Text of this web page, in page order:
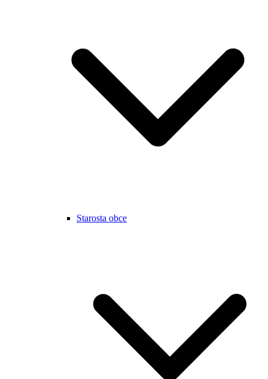
Starosta obce